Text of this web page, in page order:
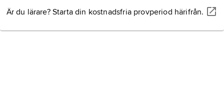
Är du lärare? Starta din kostnadsfria provperiod härifrån.